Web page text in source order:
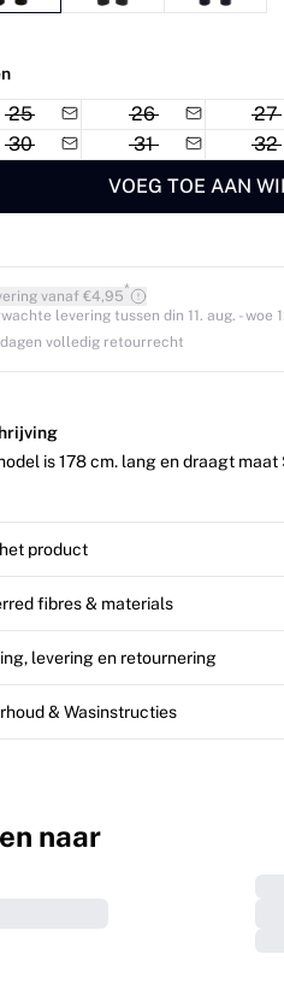
25 26 27
30
31 32
VOEG TOE AAN
vanaf €4,95*
levering tussen din 11. aug. - woe
volledig retourrecht
is 178 cm. lang en draagt maat
product
fibres & materials
levering en retournering
& Wasinstructies
naar